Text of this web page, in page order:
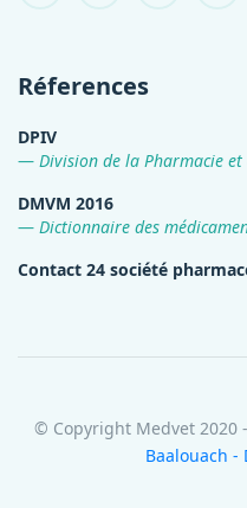
Réferences
DPIV
Division de la Pharmacie
DMVM 2016
Dictionnaire des
Contact 24 société
© Copyright Medvet 2020
Baalouach -